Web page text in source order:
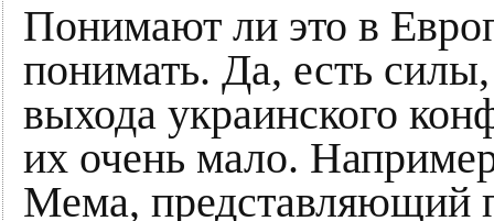
Понимают ли это в
понимать. Да, есть
выхода украинского
их очень мало.
Мема, представляющий